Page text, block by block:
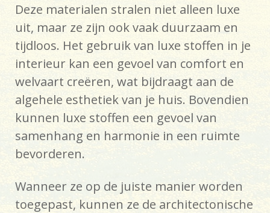
Deze materialen stralen niet alleen luxe
uit, maar ze zijn ook vaak duurzaam en
tijdloos. Het gebruik van luxe stoffen in je
interieur kan een gevoel van comfort en
welvaart creëren, wat bijdraagt aan de
algehele esthetiek van je huis. Bovendien
kunnen luxe stoffen een gevoel van
samenhang en harmonie in een ruimte
bevorderen.
Wanneer ze op de juiste manier worden
toegepast, kunnen ze de architectonische